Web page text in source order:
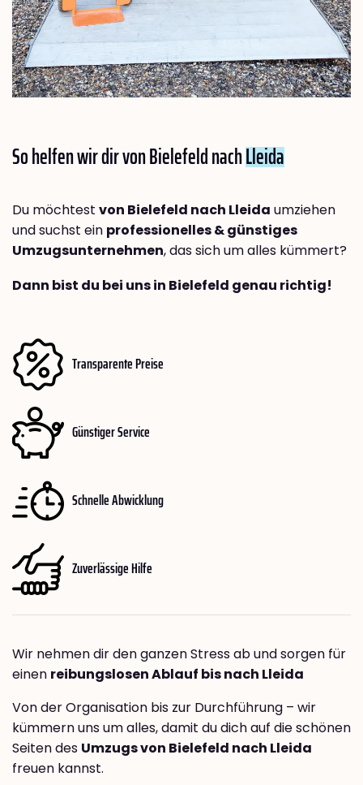
So helfen wir dir von Bielefeld nachLleida
Du möchtest von Bielefeld nach Lleida umziehen
und suchst ein professionelles & günstiges
Umzugsunternehmen, das sich um alles kümmert?
Dann bist du bei uns in Bielefeld genau richtig!
Transparente Preise
Günstiger Service
Schnelle Abwicklung
Zuverlässige Hilfe
Wir nehmen dir den ganzen Stress ab und sorgen für
einen reibungslosen Ablauf bis nach Lleida
Von der Organisation bis zur Durchführung – wir
kümmern uns um alles, damit du dich auf die schönen
Seiten des Umzugs von Bielefeld nach Lleida
freuen kannst.